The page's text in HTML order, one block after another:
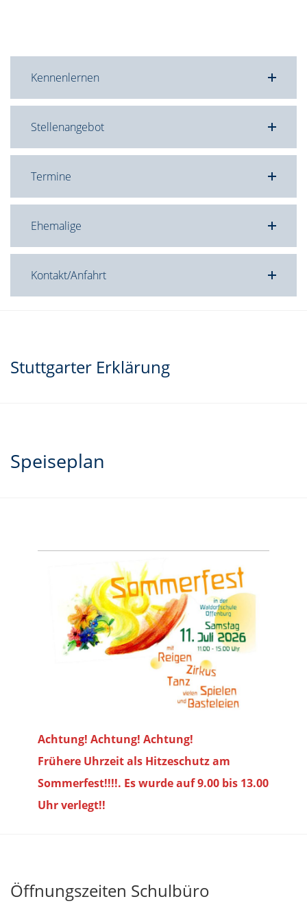
Kennenlernen
Stellenangebot
Termine
Ehemalige
Kontakt/Anfahrt
Stuttgarter Erklärung
Speiseplan
Achtung! Achtung! Achtung!
Frühere Uhrzeit als Hitzeschutz am
Sommerfest!!!!. Es wurde auf 9.00 bis 13.00
Uhr verlegt!!
Öffnungszeiten Schulbüro